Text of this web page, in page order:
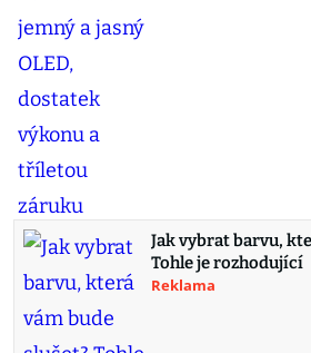
Jak vybrat barvu,
Tohle je rozhodující
Reklama